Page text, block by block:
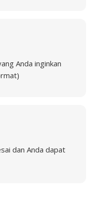
Anda inginkan
dan Anda dapat